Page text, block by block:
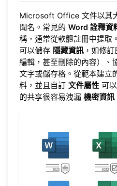
Microsoft Office 文件以其
聞名。常見的 Word 詮釋資
稱，通常從軟體註冊中提取
可以儲存 隱藏資訊 ，如修
編輯，甚至刪除的內容）、
文字或儲存格。從範本建立
料，並且自訂 文件屬性 可
的共享很容易洩漏 機密資訊